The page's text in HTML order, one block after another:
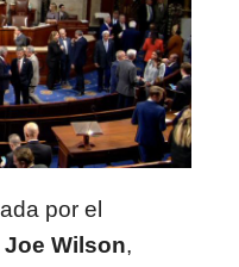
por el
Joe Wilson,